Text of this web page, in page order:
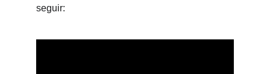
seguir: